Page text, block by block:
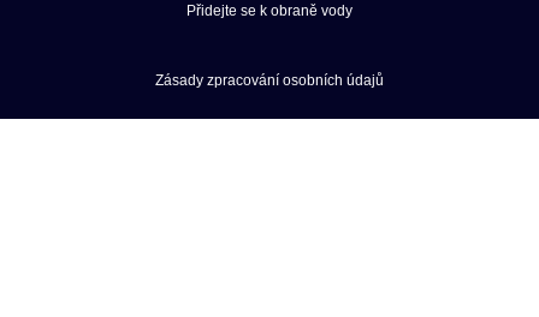
Přidejte se k obraně vody
Zásady zpracování osobních údajů